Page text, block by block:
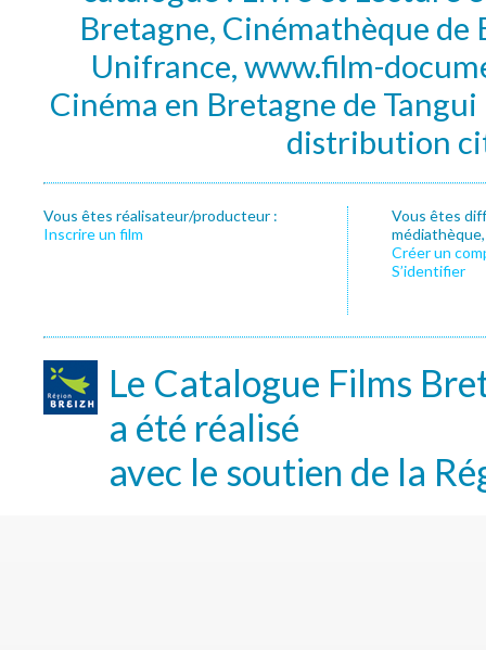
Bretagne, Cinémathèque de
Unifrance, www.film-
Cinéma en Bretagne de
distribution
Vous êtes réalisateur/producteur :
Inscrire un film
Vous êtes
Créer un
S’identifier
Le Catalogue Films
a été réalisé
avec le soutien de la